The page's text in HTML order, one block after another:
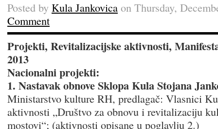
Posted by Kula Jankovica on Thursday,
Comment
Projekti, Revitalizacijske aktivnosti,
2013
Nacionalni projekti:
1. Nastavak obnove Sklopa Kula Stojana
Ministarstvo kulture RH, predlagač: Vlasnici
aktivnosti „Društvo za obnovu i revitalizaciju
mostovi“; (aktivnosti opisane u poglavlju 2.)